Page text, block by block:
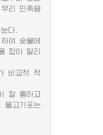
리 민족음
다.
여 숯불에
잡아 말리
비교적 적
잘 통하고
물고기포는